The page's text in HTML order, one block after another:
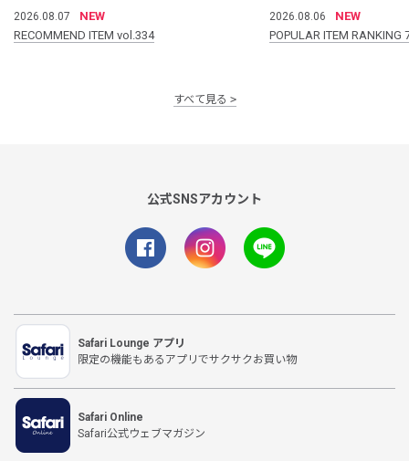
2026.08.07
NEW
RECOMMEND ITEM vol.334
2026.08.06
NEW
POPULAR ITEM
すべて見る
公式SNSアカウント
Safari Lounge アプリ
限定の機能もあるアプリでサクサクお買い物
Safari Online
Safari公式ウェブマガジン